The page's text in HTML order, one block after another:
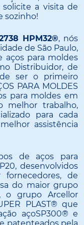
a visita de
sozinho!
HPM32®, nós
de São Paulo,
aços para moldes
Distribuidor, de
ser o primeiro
PARA MOLDES
para moldes em
melhor trabalho,
para cada
assistência
de aços para
desenvolvidos
de
do maior grupo
o grupo Arcellor
PLAST® que
açoSP300® e